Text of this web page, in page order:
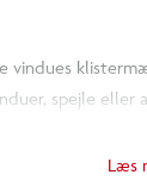
vindues
spejle
Læs